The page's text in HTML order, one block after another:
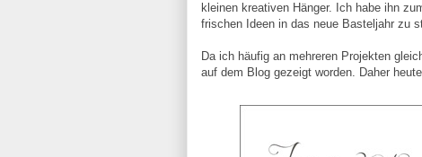
kleinen kreativen Hänger. Ich habe ihn
frischen Ideen in das neue Basteljahr zu
Da ich häufig an mehreren Projekten
auf dem Blog gezeigt worden. Daher